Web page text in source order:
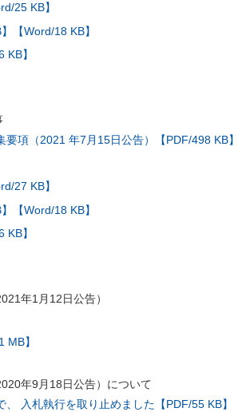
25 KB】
【Word/18 KB】
KB】
項（2021 年7月15日公告）【PDF/498 KB】
27 KB】
【Word/18 KB】
KB】
年1月12日公告）
】
年9月18日公告）について
入札執行を取り止めました【PDF/55 KB】